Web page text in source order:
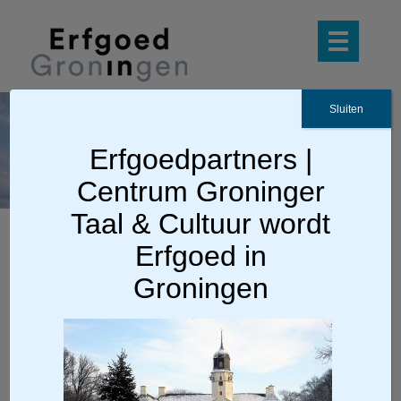
sneeuwErfgoedpartners |
Centrum Groninger
Taal & Cultuur wordt
Erfgoed in
Groningen
Sluiten